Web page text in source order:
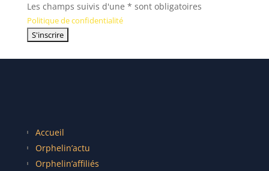
Les champs suivis d'une * sont obligatoires
Politique de confidentialité
Accueil
Orphelin’actu
Orphelin’affiliés